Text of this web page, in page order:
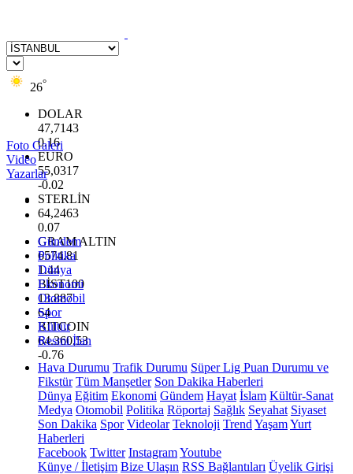
26°
DOLAR
47,7143
0.16
EURO
55,0317
-0.02
STERLİN
64,2463
0.07
GRAM ALTIN
6574.81
1.44
BİST100
13.887
64
BITCOIN
64.360,53
-0.76
Foto Galeri
Video
Yazarlar
Gündem
Politika
Dünya
Ekonomi
Otomobil
Spor
Kültür
Resmi İlan
Hava Durumu Trafik Durumu Süper Lig Puan Durumu ve
Fikstür Tüm Manşetler Son Dakika Haberleri
Dünya Eğitim Ekonomi Gündem Hayat İslam Kültür-Sanat
Medya Otomobil Politika Röportaj Sağlık Seyahat Siyaset
Son Dakika Spor Videolar Teknoloji Trend YaşamYurt
Haberleri
Facebook Twitter InstagramYoutube
Künye / İletişim Bize Ulaşın RSS Bağlantıları Üyelik Girişi